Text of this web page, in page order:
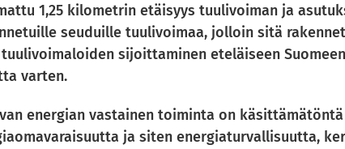
1,25 kilometrin etäisyys tuulivoiman ja
seuduille tuulivoimaa, jolloin sitä
sijoittaminen eteläiseen
varten.
energian vastainen toiminta on
ja siten energiaturvallisuutta,